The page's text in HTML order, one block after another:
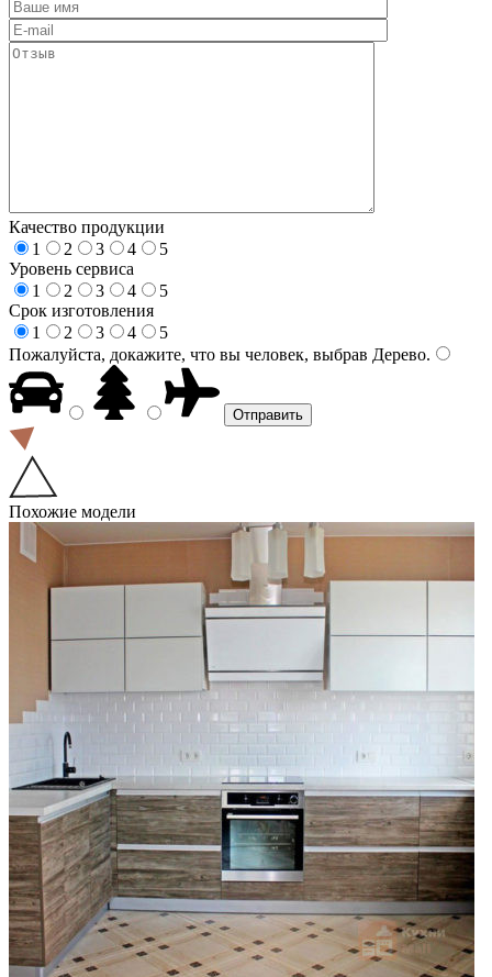
Качество продукции
1
2 3 4
5
Уровень сервиса
1
2 3 4
5
Срок изготовления
1
2 3 4
5
Пожалуйста, докажите, что вы человек, выбрав Дерево.
Похожие модели